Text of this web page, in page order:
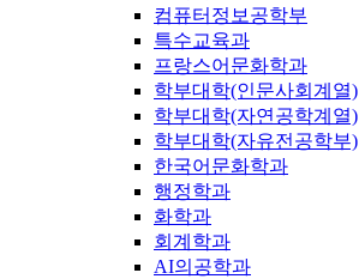
컴퓨터정보공학부
특수교육과
프랑스어문화학과
학부대학(인문사회계열)
학부대학(자연공학계열)
학부대학(자유전공학부)
한국어문화학과
행정학과
화학과
회계학과
AI의공학과